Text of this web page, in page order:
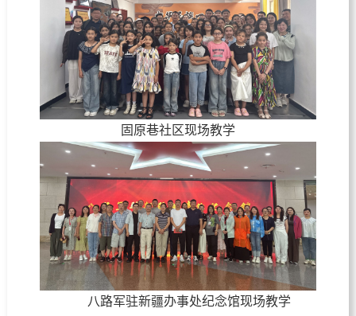
固原巷社区现场教学
八路军驻新疆办事处纪念馆现场教学